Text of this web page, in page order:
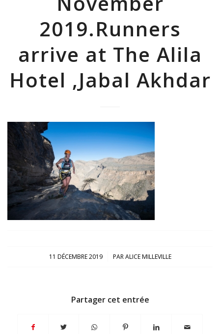
2019.Runners
arrive at The Alila
Hotel ,Jabal Akhdar
11 DÉCEMBRE 2019
/ PARALICE MILLEVILLE
Partager cet entrée